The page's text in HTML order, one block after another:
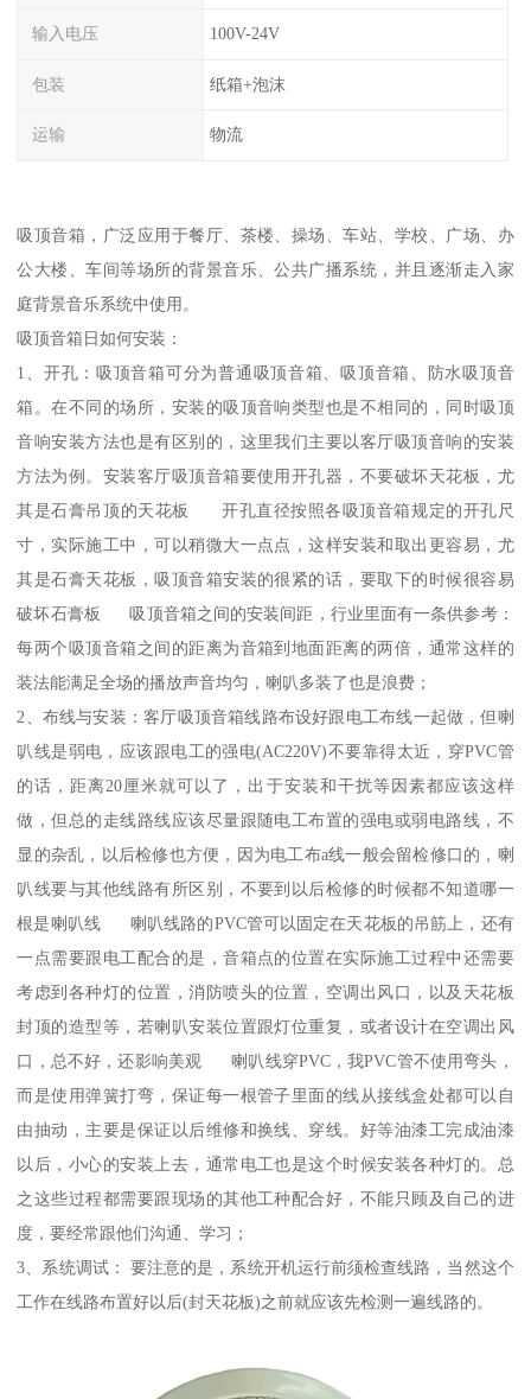
输入电压 100V-24V
包装 纸箱+泡沫
运输 物流
吸顶音箱，广泛应用于餐厅、茶楼、操场、车站、学校、广场、办
公大楼、车间等场所的背景音乐、公共广播系统，并且逐渐走入家
庭背景音乐系统中使用。
吸顶音箱日如何安装：
1、开孔：吸顶音箱可分为普通吸顶音箱、吸顶音箱、防水吸顶音
箱。在不同的场所，安装的吸顶音响类型也是不相同的，同时吸顶
音响安装方法也是有区别的，这里我们主要以客厅吸顶音响的安装
方法为例。安装客厅吸顶音箱要使用开孔器，不要破坏天花板，尤
其是石膏吊顶的天花板 开孔直径按照各吸顶音箱规定的开孔尺
寸，实际施工中，可以稍微大一点点，这样安装和取出更容易，尤
其是石膏天花板，吸顶音箱安装的很紧的话，要取下的时候很容易
破坏石膏板 吸顶音箱之间的安装间距，行业里面有一条供参考：
每两个吸顶音箱之间的距离为音箱到地面距离的两倍，通常这样的
装法能满足全场的播放声音均匀，喇叭多装了也是浪费；
2、布线与安装：客厅吸顶音箱线路布设好跟电工布线一起做，但喇
叭线是弱电，应该跟电工的强电(AC220V)不要靠得太近，穿PVC管
的话，距离20厘米就可以了，出于安装和干扰等因素都应该这样
做，但总的走线路线应该尽量跟随电工布置的强电或弱电路线，不
显的杂乱，以后检修也方便，因为电工布a线一般会留检修口的，喇
叭线要与其他线路有所区别，不要到以后检修的时候都不知道哪一
根是喇叭线 喇叭线路的PVC管可以固定在天花板的吊筋上，还有
一点需要跟电工配合的是，音箱点的位置在实际施工过程中还需要
考虑到各种灯的位置，消防喷头的位置，空调出风口，以及天花板
封顶的造型等，若喇叭安装位置跟灯位重复，或者设计在空调出风
口，总不好，还影响美观 喇叭线穿PVC，我PVC管不使用弯头，
而是使用弹簧打弯，保证每一根管子里面的线从接线盒处都可以自
由抽动，主要是保证以后维修和换线、穿线。好等油漆工完成油漆
以后，小心的安装上去，通常电工也是这个时候安装各种灯的。总
之这些过程都需要跟现场的其他工种配合好，不能只顾及自己的进
度，要经常跟他们沟通、学习；
3、系统调试： 要注意的是，系统开机运行前须检查线路，当然这个
工作在线路布置好以后(封天花板)之前就应该先检测一遍线路的。